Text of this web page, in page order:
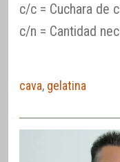
c/c = Cuchara de
c/n = Cantidad
cava, gelatina